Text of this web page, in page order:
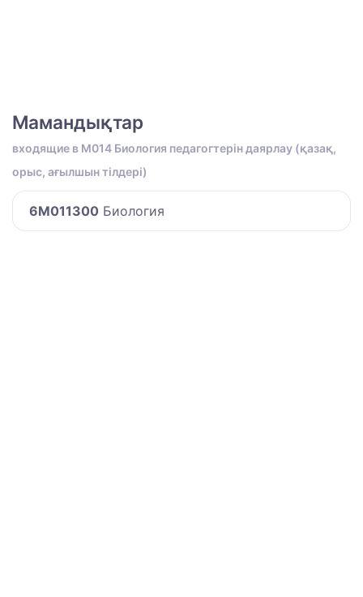
Мамандықтар
входящие в M014 Биология педагогтерін даярлау (қазақ,
орыс, ағылшын тілдері)
6M011300 Биология